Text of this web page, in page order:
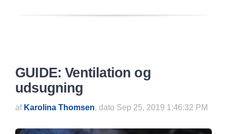
GUIDE: Ventilation og
udsugning
af Karolina Thomsen, dato Sep 25, 2019 1:46:32 PM